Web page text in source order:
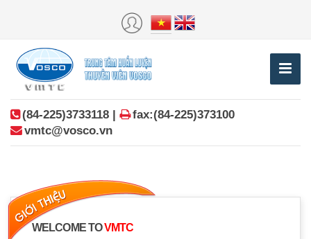
(84-225)3733118 |
fax:(84-225)373100
vmtc@vosco.vn
WELCOME TOVMTC